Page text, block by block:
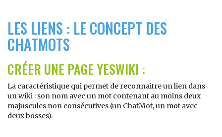
LES LIENS : LE CONCEPT DES
CHATMOTS
CRÉER UNE PAGEYESWIKI :
La caractéristique qui permet de reconnaitre un lien dans
un wiki : son nom avec un mot contenant au moins deux
majuscules non consécutives (un ChatMot, un mot avec
deux bosses).